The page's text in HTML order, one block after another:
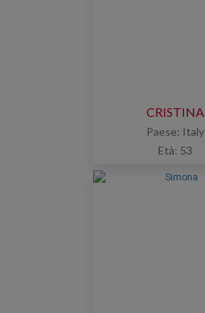
CRISTINA
Paese: Italy
Età: 53